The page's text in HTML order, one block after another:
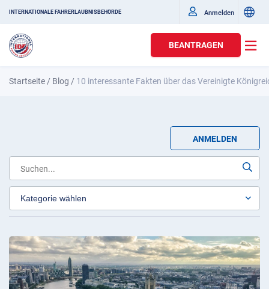
INTERNATIONALE FAHRERLAUBNISBEHÖRDE Anmelden
BEANTRAGEN
Startseite / Blog / 10 interessante Fakten über das Vereinigte
ANMELDEN